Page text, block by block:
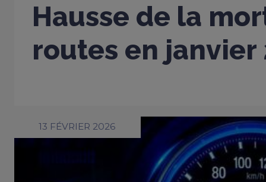
Hausse de la
routes en janvier
13 FÉVRIER 2026